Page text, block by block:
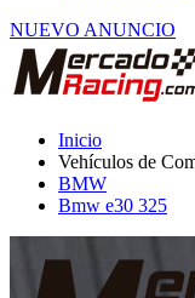
NUEVO ANUNCIO
Inicio
Vehículos de
BMW
Bmw e30 325